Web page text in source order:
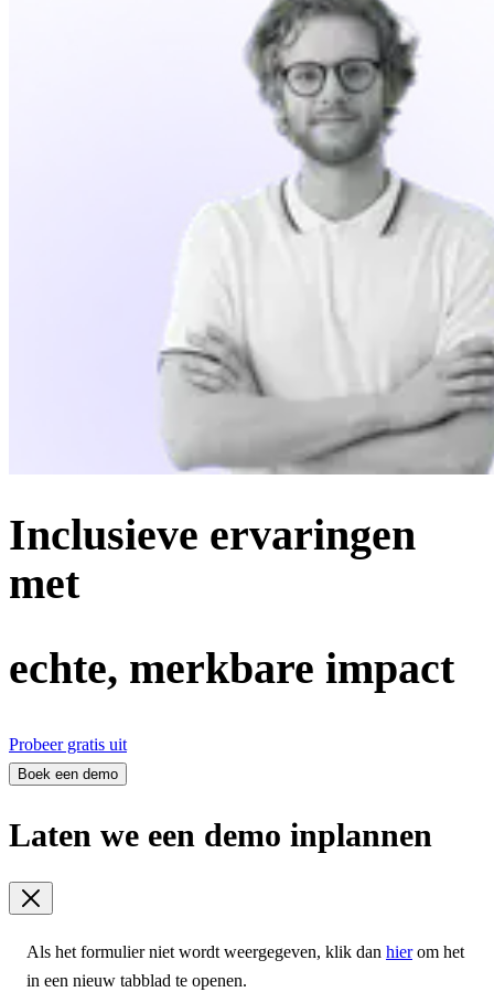
Inclusieve ervaringen
met
echte, merkbare impact
Probeer gratis uit
Boek een demo
Laten we een demo inplannen
Als het formulier niet wordt weergegeven, klik dan hierom het
in een nieuw tabblad te openen.